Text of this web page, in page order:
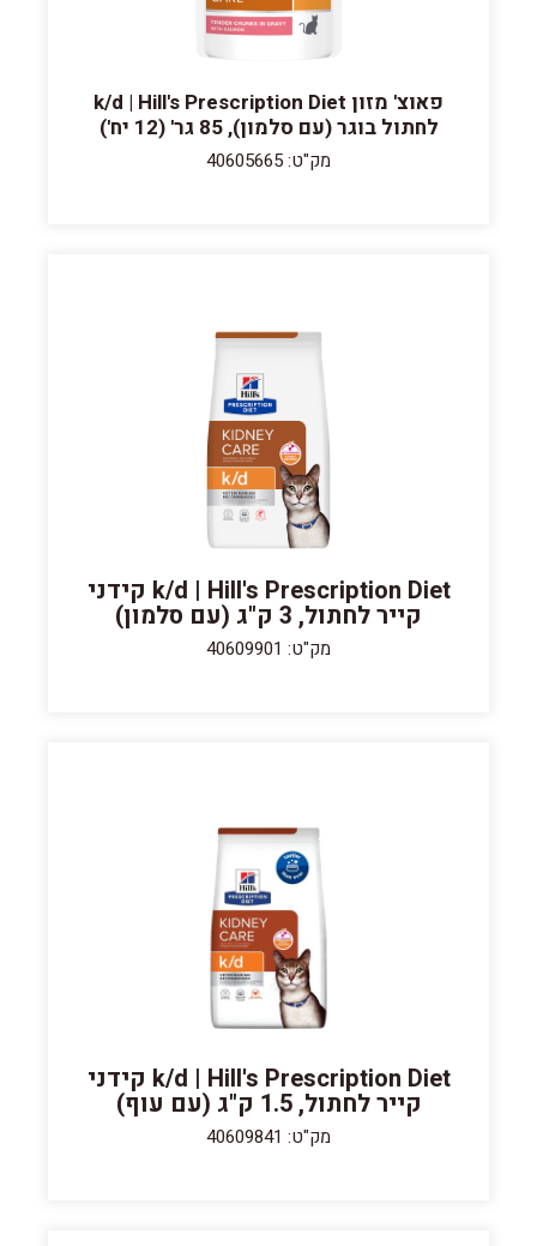
פאוצ' מזון k/d | Hill's Prescription Diet
לחתול בוגר (עם סלמון), 85 גר' (12 יח')
מק"ט: 40605665
k/d | Hill's Prescription Diet קידני
קייר לחתול, 3 ק"ג (עם סלמון)
מק"ט: 40609901
k/d | Hill's Prescription Diet קידני
קייר לחתול, 1.5 ק"ג (עם עוף)
מק"ט: 40609841